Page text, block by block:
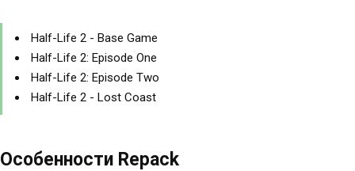
Half-Life 2 - Base Game
Half-Life 2: Episode One
Half-Life 2: Episode Two
Half-Life 2 - Lost Coast
Особенности Repack